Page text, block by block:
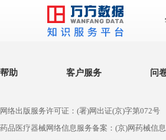
帮助 客户服务 问
网络出版服务许可证：(署)网出证(京)字第072号
药品医疗器械网络信息服务备案：(京)网药械信